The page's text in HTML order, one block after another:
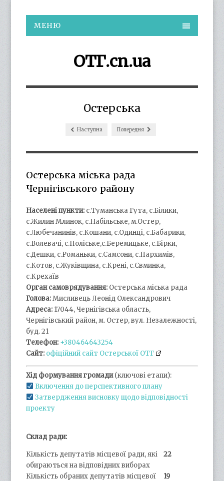
МЕНЮ
ОТГ.cn.ua
Остерська
Наступна Попередня
Остерська міська рада
Чернігівського району
Населені пункти: с.Туманська Гута, с.Білики,
с.Жилин Млинок, с.Набільське, м.Остер,
с.Любечанинів, с.Кошани, с.Одинці, с.Бабарики,
с.Волевачі, с.Поліське,с.Беремицьке, с.Бірки,
с.Дешки, с.Романьки, с.Самсони, с.Пархимів,
с.Котов, с.Жуківщина, с.Крені, с.Євминка,
с.Крехаїв
Орган самоврядування: Остерська міська рада
Голова:Мисливець Леонід Олександрович
Адреса: 17044, Чернігівська область,
Чернігівський район, м. Остер, вул. Незалежності,
буд. 21
Телефон: +380464643254
Сайт: офіційний сайт Остерської ОТГ
Хід формування громади(ключові етапи):
Включення до перспективного плану
Затвердження висновку щодо відповідності
проекту
Склад ради:
Кількість депутатів місцевої ради, які
обираються на відповідних виборах
22
Кількість обраних депутатів місцевої
19